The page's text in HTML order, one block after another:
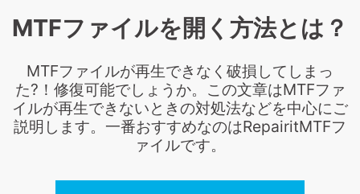
概要
企業情報
プラン＆価格
サポート
Repairit AI
AIデータ修復 & 補正ツール
無料ダウンロード
機能
基本機能
AI補正
Repairitとは
データ修復の専門家
製品活用 & ガイド
MTFファイルを開く方法とは？
MTFファイルが再生できなく破損してしまっ
た?！修復可能でしょうか。この文章はMTFファ
イルが再生できないときの対処法などを中心にご
説明します。一番おすすめなのはRepairitMTFフ
ァイルです。